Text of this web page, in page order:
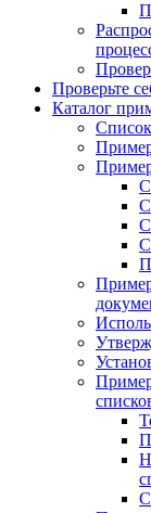
Проверьте
Каталог